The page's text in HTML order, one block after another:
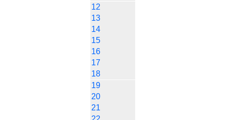
12
13
14
15
16
17
18
19
20
21